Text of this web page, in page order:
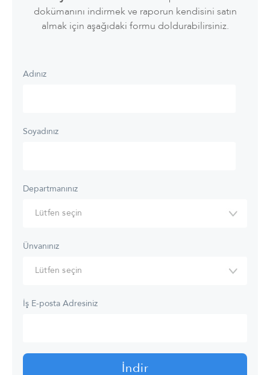
dokümanını indirmek ve raporun kendisini satın
almak için aşağıdaki formu doldurabilirsiniz.
Adınız
Soyadınız
Departmanınız
Ünvanınız
İş E-posta Adresiniz